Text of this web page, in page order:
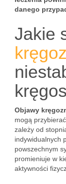
danego
Jakie
Objawy
mogą
zależy od
indywidualnych
powszechnym
promieniuje w
aktywności